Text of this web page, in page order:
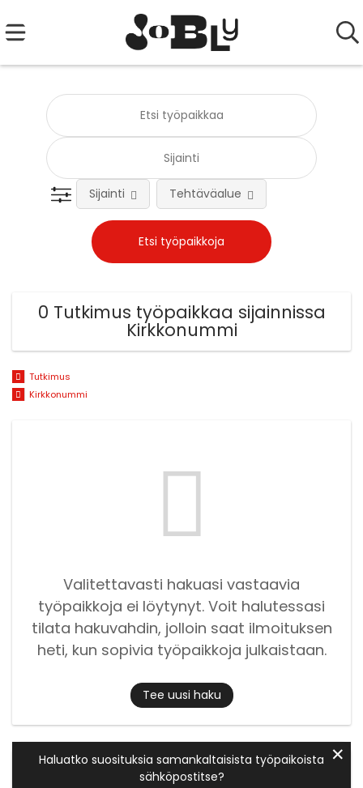
Sijainti Tehtäväalue
0 Tutkimus työpaikkaa sijainnissa
Kirkkonummi
Tutkimus
Kirkkonummi
Valitettavasti hakuasi vastaavia
työpaikkoja ei löytynyt. Voit halutessasi
tilata hakuvahdin, jolloin saat ilmoituksen
heti, kun sopivia työpaikkoja julkaistaan.
Tee uusi haku
Haluatko suosituksia samankaltaisista työpaikoista
sähköpostitse?
✕